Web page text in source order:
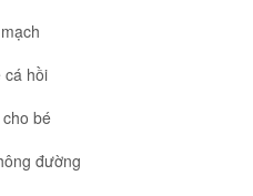
cá hồi
bé
đường